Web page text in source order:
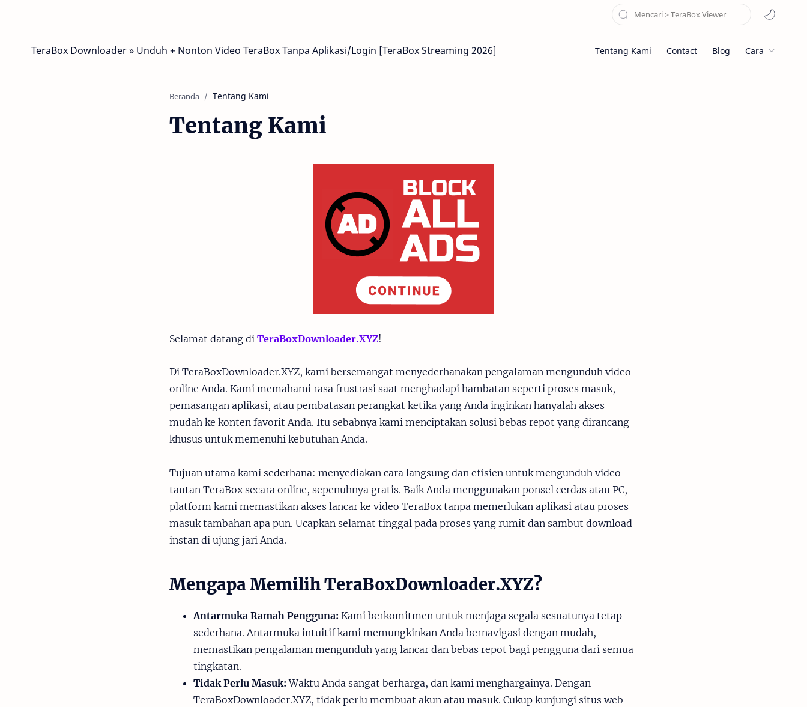
TeraBox Downloader » Unduh + Nonton Video TeraBox Tanpa Aplikasi/Login [TeraBox Streaming 2026] Tentang Kami Contact Blog Cara
Beranda
Tentang Kami
Selamat datang di TeraBoxDownloader.XYZ!
Di TeraBoxDownloader.XYZ, kami bersemangat menyederhanakan pengalaman mengunduh video
online Anda. Kami memahami rasa frustrasi saat menghadapi hambatan seperti proses masuk,
pemasangan aplikasi, atau pembatasan perangkat ketika yang Anda inginkan hanyalah akses
mudah ke konten favorit Anda. Itu sebabnya kami menciptakan solusi bebas repot yang dirancang
khusus untuk memenuhi kebutuhan Anda.
Tujuan utama kami sederhana: menyediakan cara langsung dan efisien untuk mengunduh video
tautan TeraBox secara online, sepenuhnya gratis. Baik Anda menggunakan ponsel cerdas atau PC,
platform kami memastikan akses lancar ke video TeraBox tanpa memerlukan aplikasi atau proses
masuk tambahan apa pun. Ucapkan selamat tinggal pada proses yang rumit dan sambut download
instan di ujung jari Anda.
Mengapa Memilih TeraBoxDownloader.XYZ?
Antarmuka Ramah Pengguna: Kami berkomitmen untuk menjaga segala sesuatunya tetap
sederhana. Antarmuka intuitif kami memungkinkan Anda bernavigasi dengan mudah,
memastikan pengalaman mengunduh yang lancar dan bebas repot bagi pengguna dari semua
tingkatan.
Tidak Perlu Masuk: Waktu Anda sangat berharga, dan kami menghargainya. Dengan
TeraBoxDownloader.XYZ, tidak perlu membuat akun atau masuk. Cukup kunjungi situs web